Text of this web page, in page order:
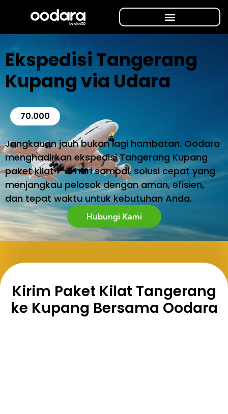
Ekspedisi Tangerang
Kupang via Udara
70.000
Jangkauan jauh bukan lagi hambatan. Oodara
menghadirkan ekspedisi Tangerang Kupang
paket kilat 1–2 hari sampai, solusi cepat yang
menjangkau pelosok dengan aman, efisien,
dan tepat waktu untuk kebutuhan Anda.
Hubungi Kami
Kirim Paket Kilat Tangerang
ke Kupang Bersama Oodara